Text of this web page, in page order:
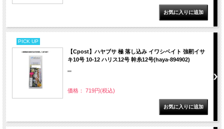
PICK UP
【Cpost】ハヤブサ 極 落し込み イワシベイト 強靭イサ
キ10号 10-12 ハリス12号 幹糸12号(haya-894902)
""
価格： 719円(税込)